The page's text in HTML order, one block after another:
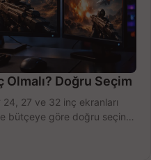
Doğru Seçim
27 ve 32 inç ekranları
bütçeye göre doğru seçin,